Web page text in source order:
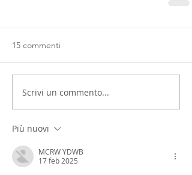
15 commenti
Scrivi un commento...
Più nuovi
MCRW YDWB
17 feb 2025